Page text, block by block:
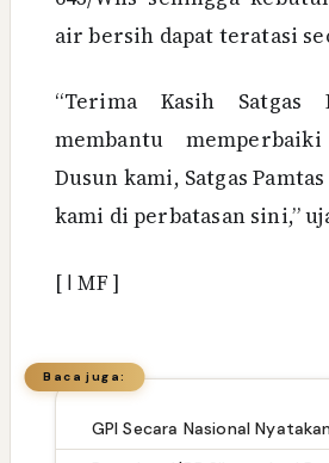
air bersih dapat teratasi
“Terima Kasih Satgas
membantu
Dusun kami, Satgas
kami di perbatasan sini,”
[ ا MF ]
Baca juga: